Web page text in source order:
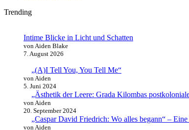
Trending
Intime Blicke in Licht und Schatten
von Aiden Blake
7. August 2026
„(A)I Tell You, You Tell Me“
von Aiden
5. Juni 2024
„Ästhetik der Leere: Grada Kilombas
von Aiden
20. September 2024
„Caspar David Friedrich: Wo alles begann“ –
von Aiden